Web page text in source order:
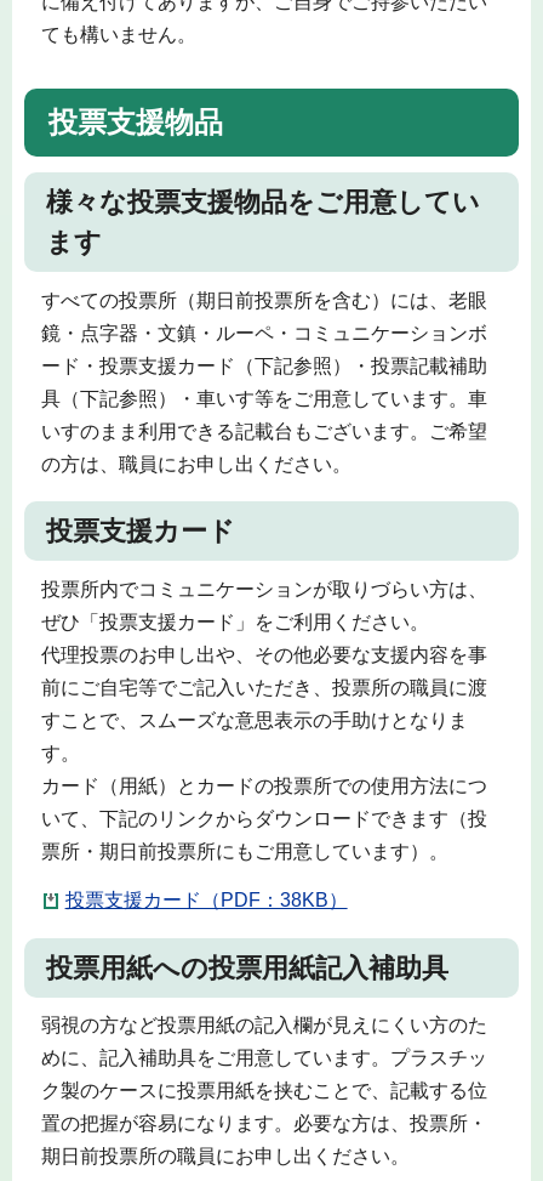
ても構いません。
投票支援物品
様々な投票支援物品をご用意してい
ます
すべての投票所（期日前投票所を含む）には、老眼
鏡・点字器・文鎮・ルーペ・コミュニケーションボ
ード・投票支援カード（下記参照）・投票記載補助
具（下記参照）・車いす等をご用意しています。車
いすのまま利用できる記載台もございます。ご希望
の方は、職員にお申し出ください。
投票支援カード
投票所内でコミュニケーションが取りづらい方は、
ぜひ「投票支援カード」をご利用ください。
代理投票のお申し出や、その他必要な支援内容を事
前にご自宅等でご記入いただき、投票所の職員に渡
すことで、スムーズな意思表示の手助けとなりま
す。
カード（用紙）とカードの投票所での使用方法につ
いて、下記のリンクからダウンロードできます（投
票所・期日前投票所にもご用意しています）。
投票支援カード（PDF：38KB）
投票用紙への投票用紙記入補助具
弱視の方など投票用紙の記入欄が見えにくい方のた
めに、記入補助具をご用意しています。プラスチッ
ク製のケースに投票用紙を挟むことで、記載する位
置の把握が容易になります。必要な方は、投票所・
期日前投票所の職員にお申し出ください。